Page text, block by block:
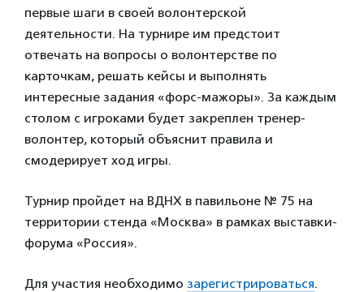
первые шаги в своей волонтерской
деятельности. На турнире им предстоит
отвечать на вопросы о волонтерстве по
карточкам, решать кейсы и выполнять
интересные задания «форс-мажоры». За каждым
столом с игроками будет закреплен тренер-
волонтер, который объяснит правила и
смодерирует ход игры.
Турнир пройдет на ВДНХ в павильоне № 75 на
территории стенда «Москва» в рамках выставки-
форума «Россия».
Для участия необходимо зарегистрироваться.